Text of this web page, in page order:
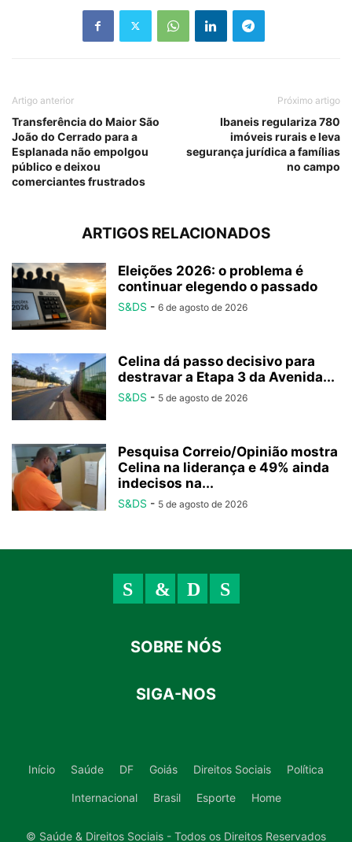
Artigo anterior
Transferência do Maior São
João do Cerrado para a
Esplanada não empolgou
público e deixou
comerciantes frustrados
Próximo artigo
Ibaneis regulariza 780
imóveis rurais e leva
segurança jurídica a famílias
no campo
ARTIGOS RELACIONADOS
Eleições 2026: o problema é
continuar elegendo o passado
S&DS - 6 de agosto de 2026
Celina dá passo decisivo para
destravar a Etapa 3 da Avenida...
S&DS - 5 de agosto de 2026
Pesquisa Correio/Opinião mostra
Celina na liderança e 49% ainda
indecisos na...
S&DS - 5 de agosto de 2026
SOBRE NÓS
SIGA-NOS
Início Saúde DF Goiás Direitos Sociais Política
Internacional Brasil Esporte Home
© Saúde & Direitos Sociais - Todos os Direitos Reservados